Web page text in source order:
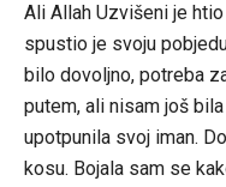
Ali Allah Uzvišeni je
spustio je svoju
bilo dovoljno, potreba
putem, ali nisam još
upotpunila svoj iman.
kosu. Bojala sam se